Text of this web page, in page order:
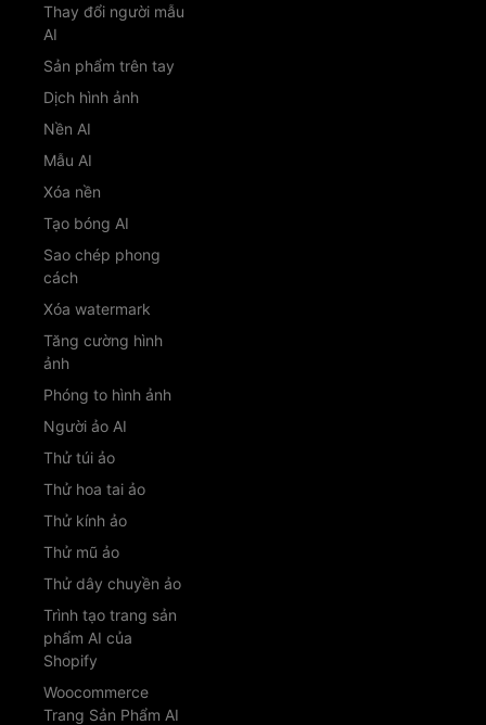
Thay đổi người mẫu
AI
Sản phẩm trên tay
Dịch hình ảnh
Nền AI
Mẫu AI
Xóa nền
Tạo bóng AI
Sao chép phong
cách
Xóa watermark
Tăng cường hình
ảnh
Phóng to hình ảnh
Người ảo AI
Thử túi ảo
Thử hoa tai ảo
Thử kính ảo
Thử mũ ảo
Thử dây chuyền ảo
Trình tạo trang sản
phẩm AI của
Shopify
Woocommerce
Trang Sản Phẩm AI